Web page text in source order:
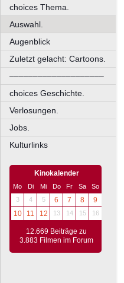
choices Thema.
Auswahl.
Augenblick
Zuletzt gelacht: Cartoons.
––––––––––––––––––––
choices Geschichte.
Verlosungen.
Jobs.
Kulturlinks
Kinokalender
Mo Di Mi Do Fr Sa
So
3
4 5 6 7 8
9
10
11 12 13 14 15 16
12.669 Beiträge zu
3.883 Filmen im Forum